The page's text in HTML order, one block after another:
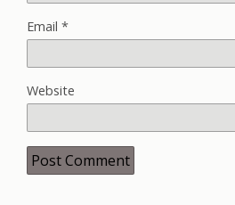
Email *
Website